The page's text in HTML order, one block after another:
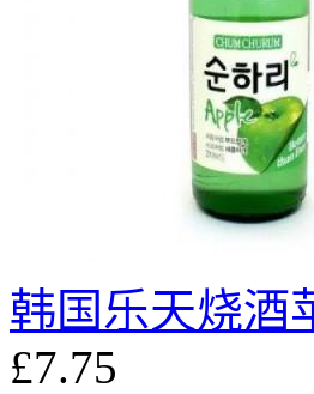
韩国乐天烧酒
£7.75